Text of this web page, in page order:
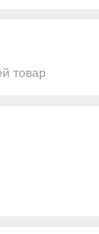
товар